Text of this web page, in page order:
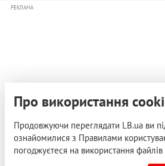
РЕКЛАМА
Про використання
Продовжуючи переглядати LB.ua ви
ознайомилися з Правилами
погоджуєтеся на використання